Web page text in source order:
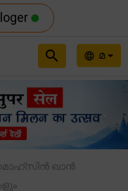
language മ
search
ഖാൻ